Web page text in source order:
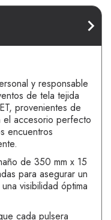
y responsable
de tela tejida
provenientes de
el accesorio perfecto
encuentros
de 350 mm x 15
para asegurar un
visibilidad óptima
cada pulsera